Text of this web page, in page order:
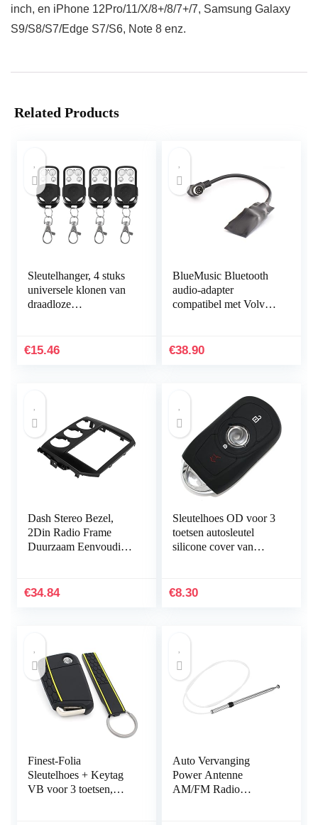
inch, en iPhone 12Pro/11/X/8+/8/7+/7, Samsung Galaxy
S9/S8/S7/Edge S7/S6, Note 8 enz.
Related Products
Sleutelhanger, 4 stuks
universele klonen van
draadloze
auto‘s, garagedeuren,
€15.46
BlueMusic Bluetooth
audio-adapter
compatibel met Volvo
611, 613, 615, 650…
€38.90
Dash Stereo Bezel,
2Din Radio Frame
Duurzaam Eenvoudige
2005-2015 voor Auto
€34.84
Sleutelhoes OD voor 3
toetsen autosleutel
silicone cover van
€8.30
Finest-Folia
Sleutelhoes + Keytag
VB voor 3 toetsen,
Auto Vervanging
Power Antenne
AM/FM Radio